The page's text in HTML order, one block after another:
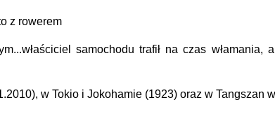
z rowerem
samochodu trafił na czas
w Tokio i Jokohamie (1923) oraz w Tangszan